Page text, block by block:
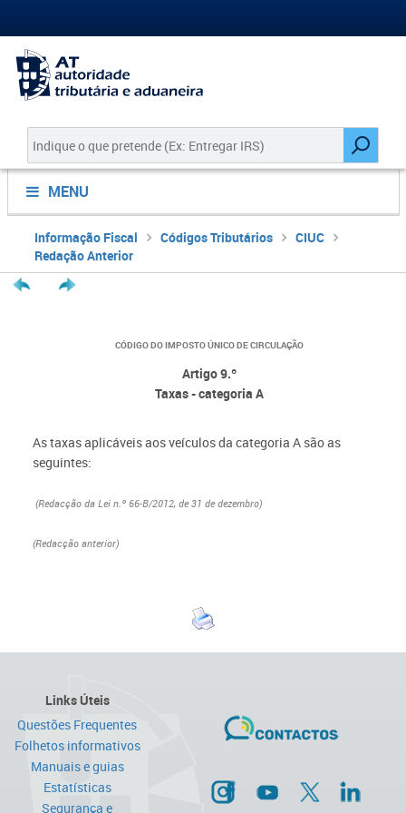
MENU
Informação Fiscal Códigos Tributários
CIUC
Redação Anterior
CÓDIGO DO IMPOSTO ÚNICO DE CIRCULAÇÃO
Artigo 9.º
Taxas - categoria A
As taxas aplicáveis aos veículos da categoria A são as
seguintes:
(Redacção da Lei n.º 66-B/2012, de 31 de dezembro)
(Redacção anterior)
Links Úteis
Questões Frequentes
Folhetos informativos
Manuais e guias
Estatísticas
Segurança e